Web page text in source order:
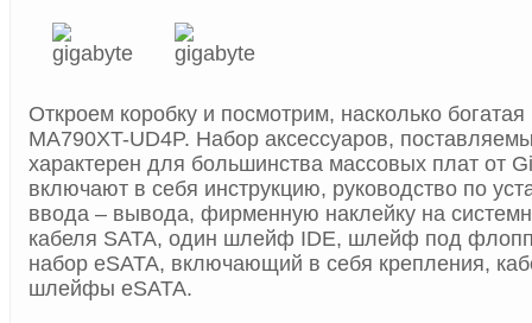
Откроем коробку и посмотрим, насколько
MA790XT-UD4P. Набор аксессуаров,
характерен для большинства массовых плат от
включают в себя инструкцию, руководство по
ввода – вывода, фирменную наклейку на
кабеля SATA, один шлейф IDE, шлейф под
набор eSATA, включающий в себя крепления,
шлейфы eSATA.